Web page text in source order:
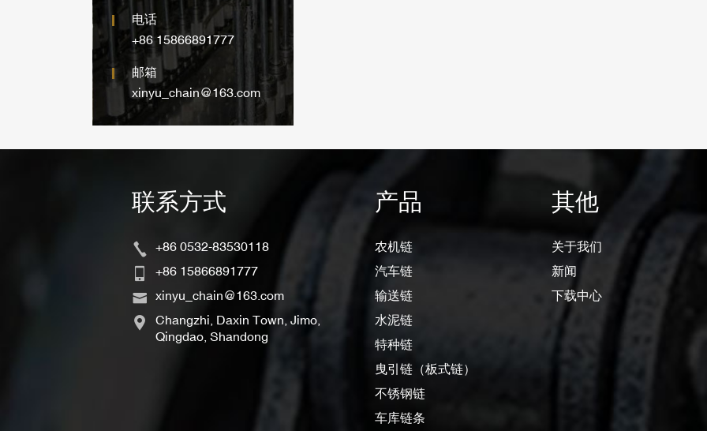
电话
+86 15866891777
邮箱
xinyu_chain@163.com
联系方式
+86 0532-83530118
+86 15866891777
xinyu_chain@163.com
Changzhi, Daxin Town, Jimo,
Qingdao, Shandong
产品
农机链
汽车链
输送链
水泥链
特种链
曳引链（板式链）
不锈钢链
车库链条
其他
关于我们
新闻
下载中心